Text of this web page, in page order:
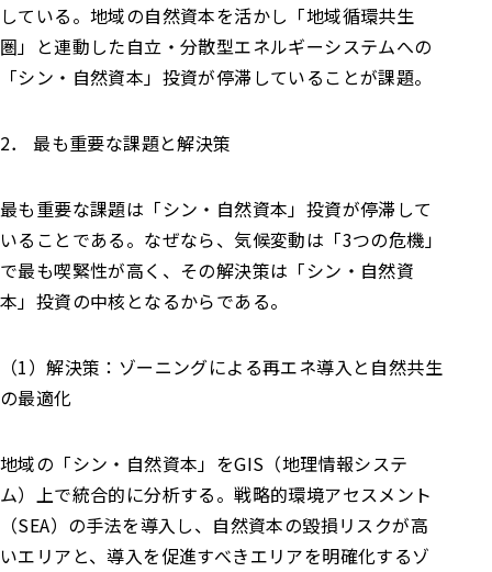
している。地域の自然資本を活かし「地域循環共生
圏」と連動した自立・分散型エネルギーシステムへの
「シン・自然資本」投資が停滞していることが課題。
2． 最も重要な課題と解決策
最も重要な課題は「シン・自然資本」投資が停滞して
いることである。なぜなら、気候変動は「3つの危機」
で最も喫緊性が高く、その解決策は「シン・自然資
本」投資の中核となるからである。
（1）解決策：ゾーニングによる再エネ導入と自然共生
の最適化
地域の「シン・自然資本」をGIS（地理情報システ
ム）上で統合的に分析する。戦略的環境アセスメント
（SEA）の手法を導入し、自然資本の毀損リスクが高
いエリアと、導入を促進すべきエリアを明確化するゾ